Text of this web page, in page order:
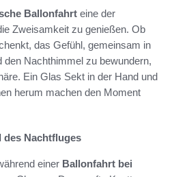
Ballonfahrt eine der
Zweisamkeit zu genießen. Ob
das Gefühl, gemeinsam in
Nachthimmel zu bewundern,
Ein Glas Sekt in der Hand und
herum machen den Moment
des Nachtfluges
einer Ballonfahrt bei